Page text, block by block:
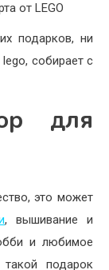
от LEGO
подарков, ни
собирает с
для
это может
, вышивание и
и любимое
подарок